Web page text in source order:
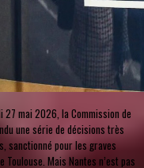
mai 2026, la Commission de
une série de décisions très
sanctionné pour les graves
Mais Nantes n’est pas